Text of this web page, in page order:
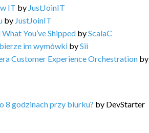
IT by JustJoinIT
by JustJoinIT
You’ve Shipped byScalaC
im wymówki bySii
Customer Experience Orchestration by
8 godzinach przy biurku? by DevStarter